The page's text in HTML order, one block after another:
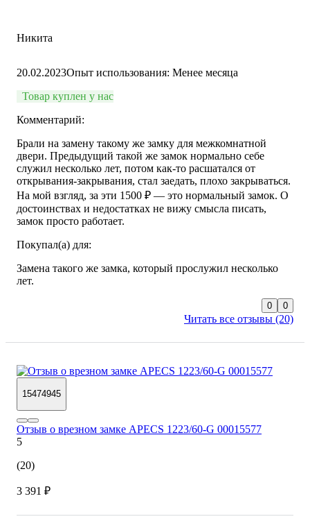
Никита
20.02.2023Опыт использования: Менее месяца
Товар куплен у нас
Комментарий:
Брали на замену такому же замку для межкомнатной
двери. Предыдущий такой же замок нормально себе
служил несколько лет, потом как-то расшатался от
открывания-закрывания, стал заедать, плохо закрываться.
На мой взгляд, за эти 1500 ₽ — это нормальный замок. О
достоинствах и недостатках не вижу смысла писать,
замок просто работает.
Покупал(а) для:
Замена такого же замка, который прослужил несколько
лет.
Читать все отзывы (20)
0 0
15474945
Отзыв о врезном замке APECS 1223/60-G 00015577
5
(20)
3 391 ₽